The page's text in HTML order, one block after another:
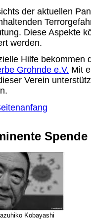
der aktuellen
Diese Aspekte
werden.
Hilfe bekommen
Grohnde e.V. Mit
Verein
Kobayashi